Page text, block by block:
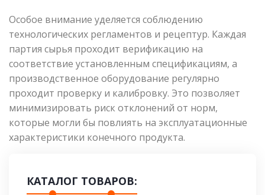
Особое внимание уделяется соблюдению
технологических регламентов и рецептур. Каждая
партия сырья проходит верификацию на
соответствие установленным спецификациям, а
производственное оборудование регулярно
проходит проверку и калибровку. Это позволяет
минимизировать риск отклонений от норм,
которые могли бы повлиять на эксплуатационные
характеристики конечного продукта.
КАТАЛОГ ТОВАРОВ: